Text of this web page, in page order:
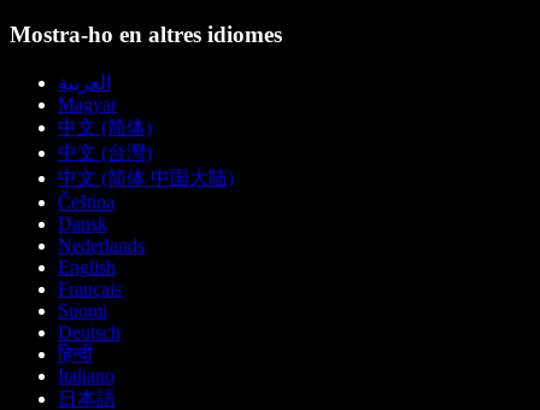
Mostra-ho en altres idiomes
العربية
Magyar
中文 (简体)
中文 (台灣)
中文 (简体 中国大陆)
Čeština
Dansk
Nederlands
English
Français
Suomi
Deutsch
हिन्दी
Italiano
日本語